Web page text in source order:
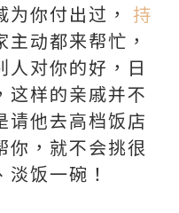
你付出过， 持
动都来帮忙，
人对你的好，日
这样的亲戚并不
请他去高档饭店
你，就不会挑很
饭一碗！